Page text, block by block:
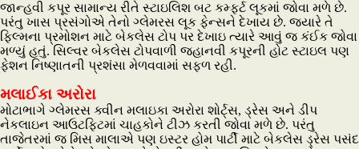
જાન્હવી કપૂર સામાન્ય રીતે સ્ટાઇલિશ બટ કમ્ફર્ટ લૂકમાં જોવા મળે છે.
પરંતુ ખાસ પ્રસંગોએ તેનો ગ્લેમરસ લૂક ફેન્સને દેખાય છે. જ્યારે તે
ફિલ્મના પ્રમોશન માટે બેકલેસ ટોપ પર દેખાઇ ત્યારે આવું જ કંઈક જોવા
મળ્યું હતું. સિલ્વર બેકલેસ ટોપવાળી જ્હાનવી કપૂરની હોટ સ્ટાઇલ પણ
ફેશન નિષ્ણાતની પ્રશંસા મેળવવામાં સફળ રહી.
મલાઈકા અરોરા
મોટાભાગે ગ્લેમરસ ક્વીન મલાઇકા અરોરા શોર્ટ્સ, ડ્રેસ અને ડીપ
નેકલાઇન આઉટફિટમાં ચાહકોને ટીઝ કરતી જોવા મળે છે. પરંતુ
તાજેતરમાં જ મિસ માલાએ પણ ઇસ્ટર હોમ પાર્ટી માટે બેકલેસ ડ્રેસ પસંદ